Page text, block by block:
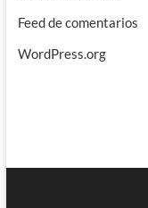
Feed de comentarios
WordPress.org